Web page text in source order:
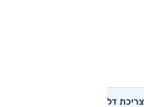
צריכת דלק